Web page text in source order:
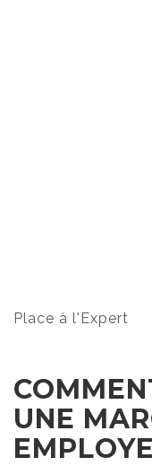
Place à l'Expert
UNE